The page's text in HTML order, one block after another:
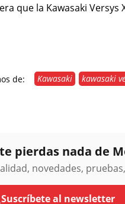
que la Kawasaki
de: Kawasaki kawasaki
pierdas nada de
novedades,
Suscríbete al newsletter